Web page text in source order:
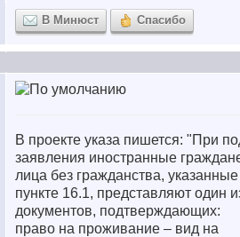
В Минюст Спасибо
В проекте указа пишется: "При
заявления иностранные
лица без гражданства,
пункте 16.1, представляют один
документов, подтверждающих:
право на проживание – вид на